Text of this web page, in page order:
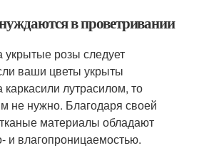
в проветривании
укрытые розы следует
ваши цветы укрыты
лутрасилом, то
не нужно. Благодаря своей
материалы обладают
и влагопроницаемостью.